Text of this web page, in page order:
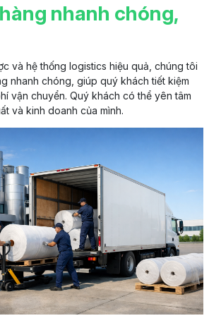
hàng nhanh chóng,
và hệ thống logistics hiệu quả, chúng tôi
nhanh chóng, giúp quý khách tiết kiệm
vận chuyển. Quý khách có thể yên tâm
và kinh doanh của mình.